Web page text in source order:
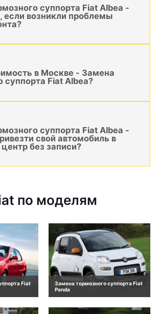
суппорта Fiat Albea -
если возникли проблемы
в Москве - Замена
суппорта Fiat Albea?
суппорта Fiat Albea -
свой автомобиль в
без записи?
по моделям
Fiat
Замена тормозного суппорта Fiat
Panda